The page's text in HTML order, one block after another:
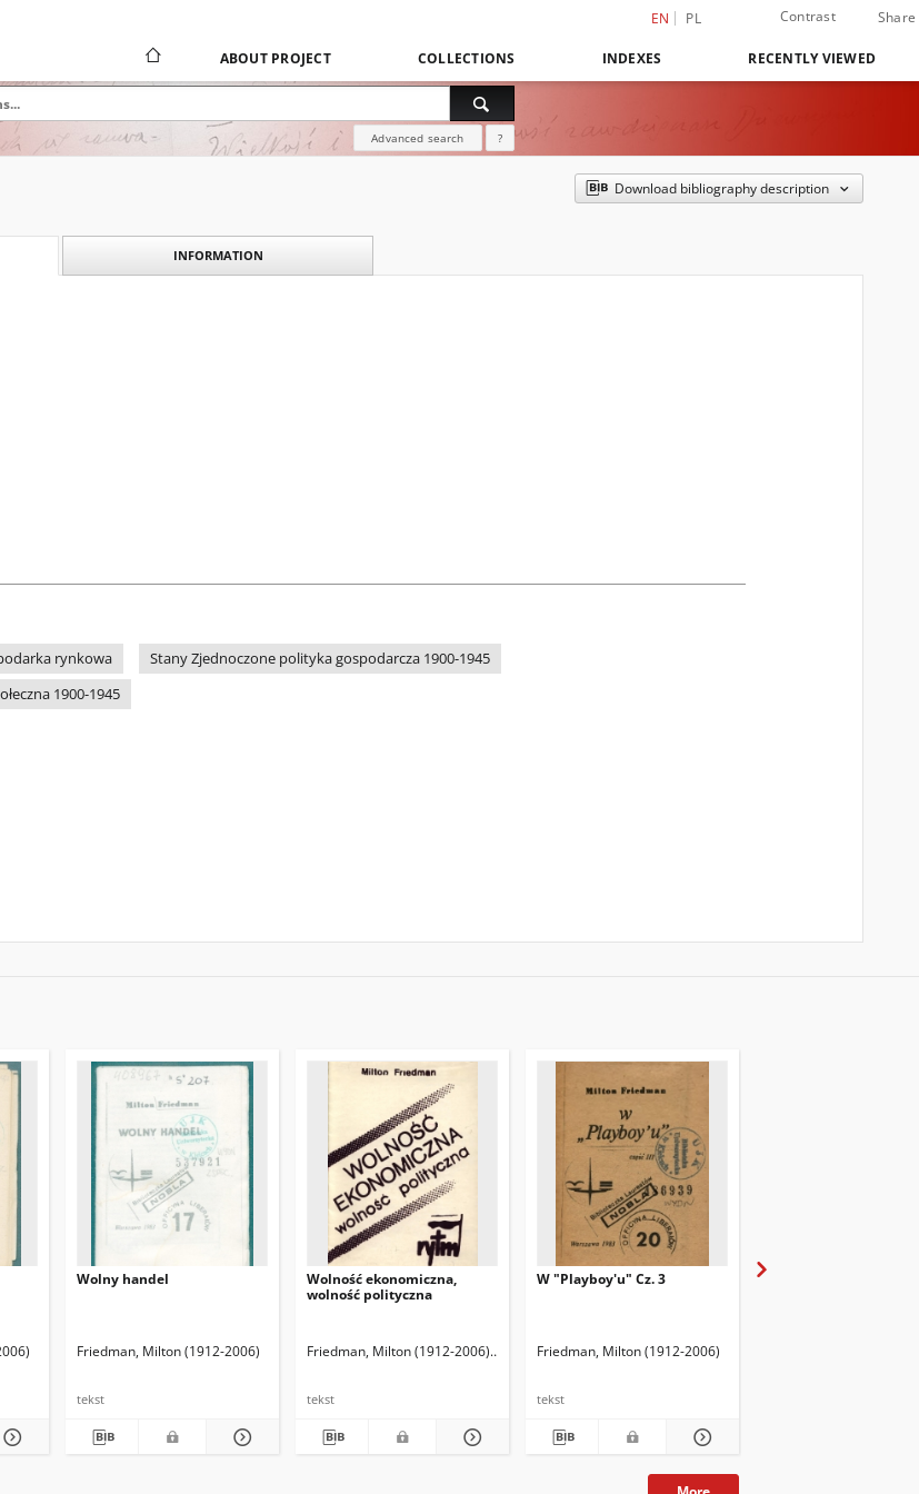
EN PL Contrast Share
ABOUT PROJECT COLLECTIONS INDEXES RECENTLY VIEWED
Advanced search ?
Download bibliography description
INFORMATION
rynkowa
Stany Zjednoczone polityka gospodarcza 1900-1945
1900-1945
Wolny handel
Friedman, Milton (1912-2006)
tekst
Wolność ekonomiczna,
wolność polityczna
Friedman, Milton (1912-2006) Friedman, Rose D. Oprac.
tekst
W "Playboy'u" Cz. 3
Friedman, Milton (1912-2006)
tekst